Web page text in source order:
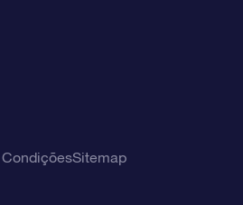
CondiçõesSitemap